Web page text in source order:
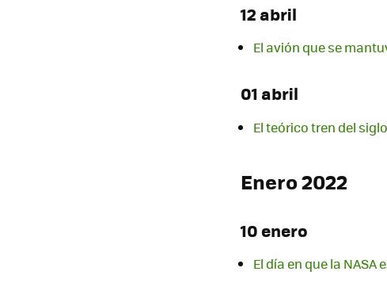
12 abril
El avión que se
01 abril
El teórico tren del
Enero 2022
10 enero
El día en que la